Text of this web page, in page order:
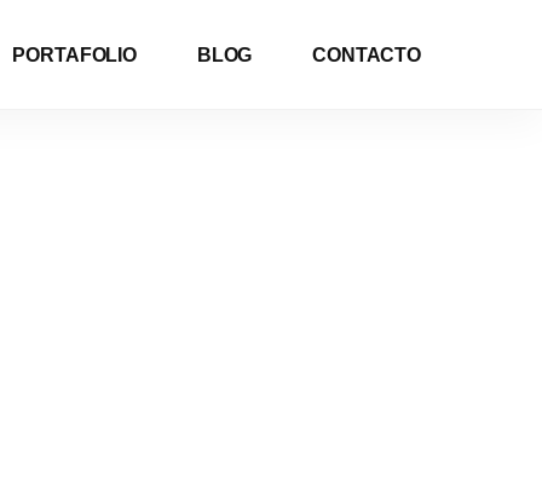
PORTAFOLIO BLOG CONTACTO